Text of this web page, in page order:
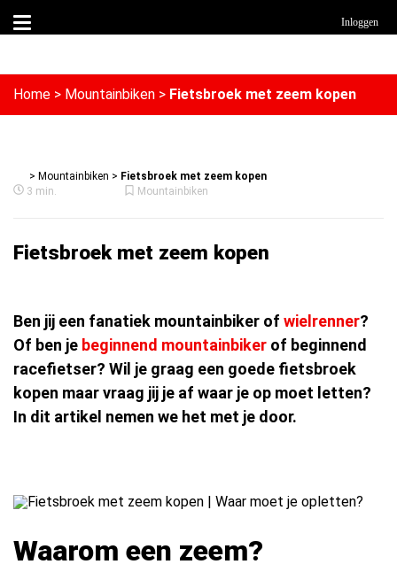
Inloggen
Home > Mountainbiken > Fietsbroek met zeem kopen
> Mountainbiken > Fietsbroek met zeem kopen
3 min.
Mountainbiken
Fietsbroek met zeem kopen
Ben jij een fanatiek mountainbiker of wielrenner?
Of ben je beginnend mountainbiker of beginnend
racefietser? Wil je graag een goede fietsbroek
kopen maar vraag jij je af waar je op moet letten?
In dit artikel nemen we het met je door.
Waarom een zeem?